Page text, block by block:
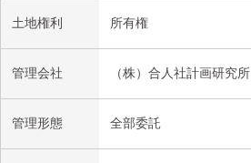
土地権利 所有権
管理会社 （株）合人社計画研究所
管理形態 全部委託